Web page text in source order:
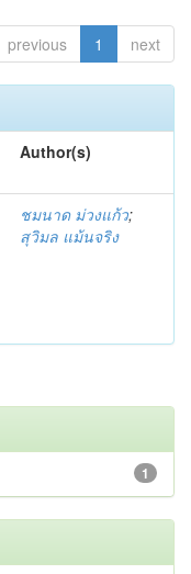
previous 1 next
Author(s)
ชมนาด ม่วงแก้ว;
สุวิมล แม้นจริง
1